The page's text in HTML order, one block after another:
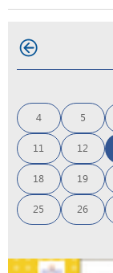
4 5
11 12
18 19
25 26